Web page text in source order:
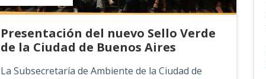
Presentación del nuevo Sello Verde
de la Ciudad de Buenos Aires
La Subsecretaría de Ambiente de la Ciudad de